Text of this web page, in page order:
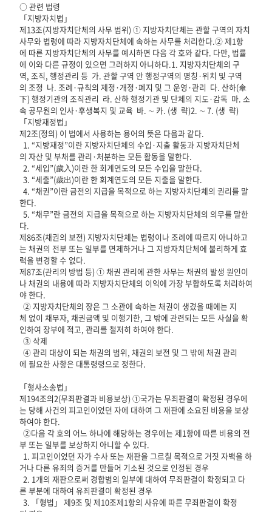
○ 관련 법령
「지방자치법」
제13조(지방자치단체의 사무 범위) ① 지방자치단체는 관할 구역의 자치
사무와 법령에 따라 지방자치단체에 속하는 사무를 처리한다.② 제1항
에 따른 지방자치단체의 사무를 예시하면 다음 각 호와 같다. 다만, 법률
에 이와 다른 규정이 있으면 그러하지 아니하다.1. 지방자치단체의 구
역, 조직, 행정관리 등 가. 관할 구역 안 행정구역의 명칭·위치 및 구역
의 조정 나. 조례·규칙의 제정·개정·폐지 및 그 운영·관리 다. 산하(傘
下) 행정기관의 조직관리 라. 산하 행정기관 및 단체의 지도·감독 마. 소
속 공무원의 인사·후생복지 및 교육 바. ∼ 카. (생 략)2. ∼ 7. (생 략)
「지방재정법」
제2조(정의) 이 법에서 사용하는 용어의 뜻은 다음과 같다.
1. “지방재정”이란 지방자치단체의 수입·지출 활동과 지방자치단체
의 자산 및 부채를 관리·처분하는 모든 활동을 말한다.
2. “세입”(歲入)이란 한 회계연도의 모든 수입을 말한다.
3. “세출”(歲出)이란 한 회계연도의 모든 지출을 말한다.
4. “채권”이란 금전의 지급을 목적으로 하는 지방자치단체의 권리를 말
한다.
5. “채무”란 금전의 지급을 목적으로 하는 지방자치단체의 의무를 말한
다.
제86조(채권의 보전) 지방자치단체는 법령이나 조례에 따르지 아니하고
는 채권의 전부 또는 일부를 면제하거나 그 지방자치단체에 불리하게 효
력을 변경할 수 없다.
제87조(관리의 방법 등) ① 채권 관리에 관한 사무는 채권의 발생 원인이
나 채권의 내용에 따라 지방자치단체의 이익에 가장 부합하도록 처리하여
야 한다.
② 지방자치단체의 장은 그 소관에 속하는 채권이 생겼을 때에는 지
체 없이 채무자, 채권금액 및 이행기한, 그 밖에 관련되는 모든 사실을 확
인하여 장부에 적고, 관리를 철저히 하여야 한다.
③ 삭제
④ 관리 대상이 되는 채권의 범위, 채권의 보전 및 그 밖에 채권 관리
에 필요한 사항은 대통령령으로 정한다.
「형사소송법」
제194조의2(무죄판결과 비용보상) ①국가는 무죄판결이 확정된 경우에
는 당해 사건의 피고인이었던 자에 대하여 그 재판에 소요된 비용을 보상
하여야 한다.
②다음 각 호의 어느 하나에 해당하는 경우에는 제1항에 따른 비용의 전
부 또는 일부를 보상하지 아니할 수 있다.
1. 피고인이었던 자가 수사 또는 재판을 그르칠 목적으로 거짓 자백을 하
거나 다른 유죄의 증거를 만들어 기소된 것으로 인정된 경우
2. 1개의 재판으로써 경합범의 일부에 대하여 무죄판결이 확정되고 다
른 부분에 대하여 유죄판결이 확정된 경우
3. 「형법」 제9조 및 제10조제1항의 사유에 따른 무죄판결이 확정